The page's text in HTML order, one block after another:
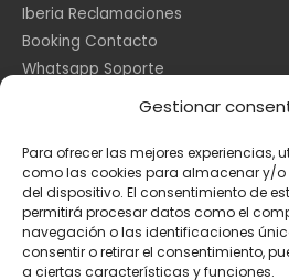
Gestionar
Para ofrecer las mejores experiencias,
como las cookies para almacenar y/
del dispositivo. El consentimiento de
permitirá procesar datos como el
navegación o las identificaciones
consentir o retirar el consentimiento,
a ciertas características y funciones.
Iberia Reclamaciones
Booking Contacto
Whatsapp Soporte
Información Legal
Aviso Legal